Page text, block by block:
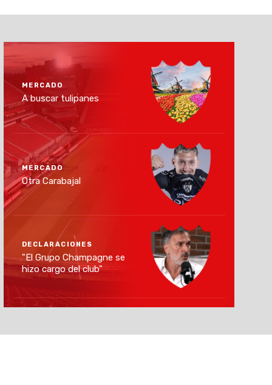
MERCADO
A buscar tulipanes
MERCADO
Otra Carabajal
DECLARACIONES
"El Grupo Champagne se
hizo cargo del club"